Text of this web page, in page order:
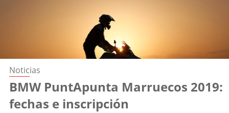
Noticias
BMW PuntApunta Marruecos 2019:
fechas e inscripción